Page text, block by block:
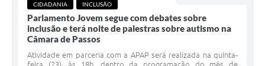
CIDADANIA INCLUSÃO
Parlamento Jovem segue com debates sobre
inclusão e terá noite de palestras sobre autismo na
Câmara de Passos
Atividade em parceria com a APAP será realizada na quinta-
feira (23), às 18h, dentro da programação do mês de